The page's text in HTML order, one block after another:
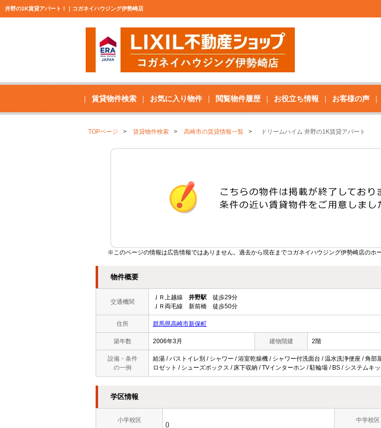
井野の1K賃貸アパート！｜コガネイハウジング伊勢崎店
賃貸物件検索 お気に入り物件 閲覧物件履歴 お役立ち情報 お客様の声
TOPページ 賃貸物件検索 高崎市の賃貸情報一覧 ドリームハイム 井野の1K賃貸アパート
※このページの情報は広告情報ではありません。過去から現在までコガネイハウジング伊勢崎店のホ
物件概要
交通機関
ＪＲ上越線 井野駅 徒歩29分
ＪＲ両毛線 新前橋 徒歩50分
住所 群馬県高崎市新保町
築年数 2006年3月 建物階建 2階
設備・条件
の一例
給湯 / バストイレ別 / シャワー / 浴室乾燥機 / シャワー付洗面台 / 温水洗浄便座 / 角
ロゼット / シューズボックス / 床下収納 / TVインターホン / 駐輪場 / BS / システム
学区情報
小学校区
()
中学校区